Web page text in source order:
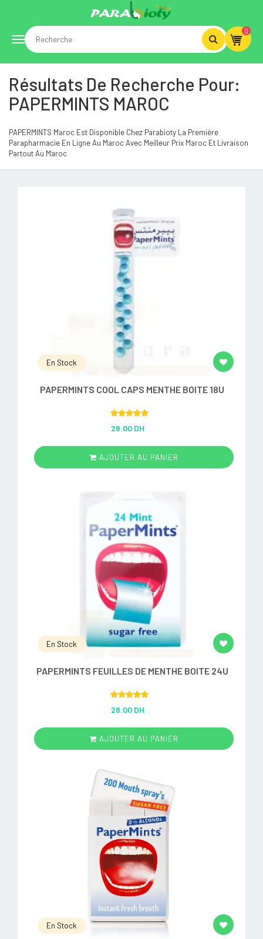
Toggle
navigation
0
Résultats De Recherche Pour:
PAPERMINTS MAROC
PAPERMINTS Maroc Est Disponible Chez Parabioty La Première
Parapharmacie En Ligne Au Maroc Avec Meilleur Prix Maroc Et Livraison
Partout Au Maroc
En Stock
PAPERMINTS COOL CAPS MENTHE BOITE 18U
out of 5
28.00 DH
AJOUTER AU PANIER
En Stock
PAPERMINTS FEUILLES DE MENTHE BOITE 24U
out of 5
28.00 DH
AJOUTER AU PANIER
En Stock